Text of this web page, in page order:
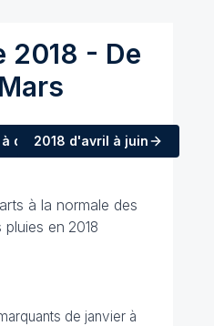
2018 - De
décembre
2018 d'avril à juin
à la normale des
pluies en 2018
de janvier à